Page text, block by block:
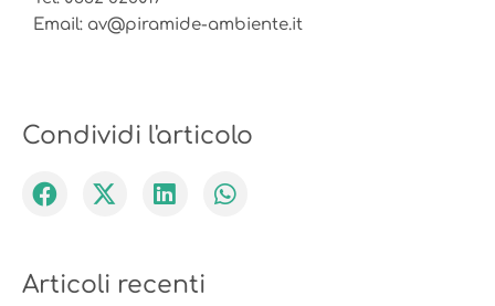
Email: av@piramide-ambiente.it
Condividi l'articolo
Articoli recenti